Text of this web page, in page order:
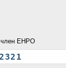
член ЕНРО
1